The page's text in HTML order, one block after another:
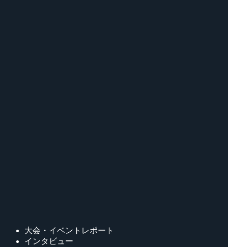
大会・イベントレポート
インタビュー